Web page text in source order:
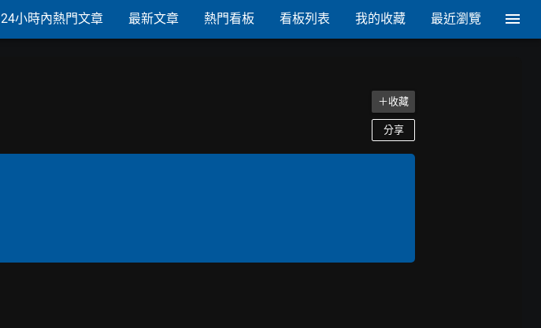
24小時內熱門文章 最新文章 熱門看板 看板列表 我的收藏 最近瀏覽
＋收藏
分享